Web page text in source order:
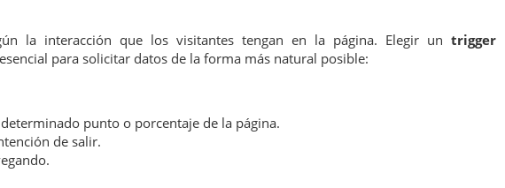
la interacción que los visitantes tengan en la página. Elegir untrigger
para solicitar datos de la forma más natural posible:
punto o porcentaje de la página.
de salir.